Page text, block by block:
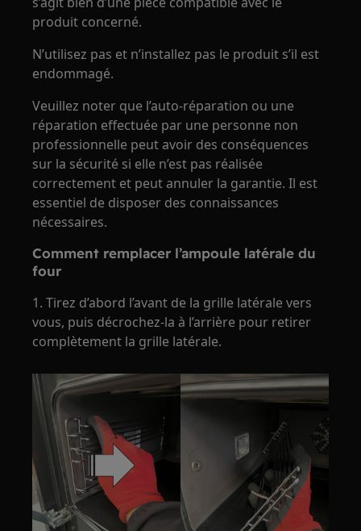
produit concerné.
N’utilisez pas et n’installez pas le produit s’il est
endommagé.
Veuillez noter que l’auto-réparation ou une
réparation effectuée par une personne non
professionnelle peut avoir des conséquences
sur la sécurité si elle n’est pas réalisée
correctement et peut annuler la garantie. Il est
essentiel de disposer des connaissances
nécessaires.
Comment remplacer l’ampoule latérale du
four
1. Tirez d’abord l’avant de la grille latérale vers
vous, puis décrochez-la à l’arrière pour retirer
complètement la grille latérale.